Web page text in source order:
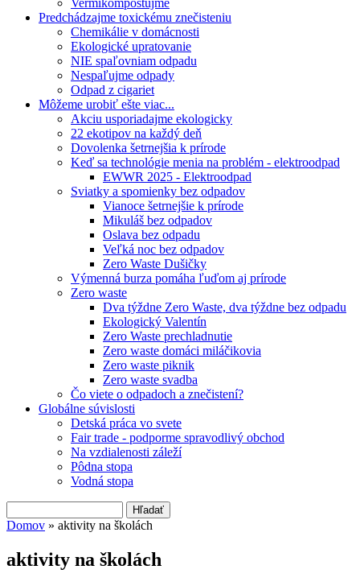
Vermikompostujme
Predchádzajme toxickému znečisteniu
Chemikálie v domácnosti
Ekologické upratovanie
NIE spaľovniam odpadu
Nespaľujme odpady
Odpad z cigariet
Môžeme urobiť ešte viac...
Akciu usporiadajme ekologicky
22 ekotipov na každý deň
Dovolenka šetrnejšia k prírode
Keď sa technológie menia na problém - elektroodpad
EWWR 2025 - Elektroodpad
Sviatky a spomienky bez odpadov
Vianoce šetrnejšie k prírode
Mikuláš bez odpadov
Oslava bez odpadu
Veľká noc bez odpadov
Zero Waste Dušičky
Výmenná burza pomáha ľuďom aj prírode
Zero waste
Dva týždne Zero Waste, dva týždne bez odpadu
Ekologický Valentín
Zero Waste prechladnutie
Zero waste domáci miláčikovia
Zero waste piknik
Zero waste svadba
Čo viete o odpadoch a znečistení?
Globálne súvislosti
Detská práca vo svete
Fair trade - podporme spravodlivý obchod
Na vzdialenosti záleží
Pôdna stopa
Vodná stopa
Vyhľadávanie
Domov » aktivity na školách
aktivity na školách